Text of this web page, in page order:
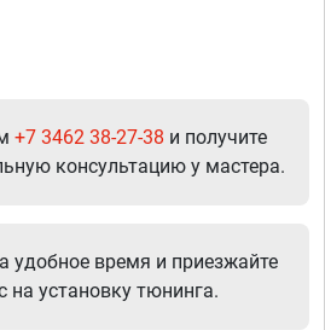
+7 3462 38-27-38 и получите
консультацию у мастера.
удобное время и приезжайте
на установку тюнинга.